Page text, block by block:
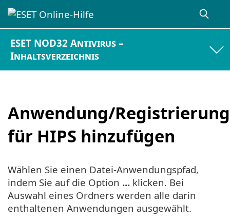
ESET NOD32 Antivirus –
Inhaltsverzeichnis
Anwendung/
für HIPS hinzufügen
Wählen Sie einen Datei-Anwendungspfad,
indem Sie auf die Option ... klicken. Bei
Auswahl eines Ordners werden alle darin
enthaltenen Anwendungen ausgewählt.